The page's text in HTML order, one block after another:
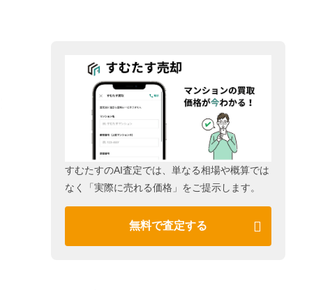
すむたすのAI査定では、単なる相場や概算では
なく「実際に売れる価格」をご提示します。
無料で査定する